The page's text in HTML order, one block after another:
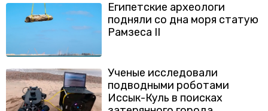
Египетские археологи
подняли со дна моря статую
Рамзеса II
Ученые исследовали
подводными роботами
Иссык-Куль в поисках